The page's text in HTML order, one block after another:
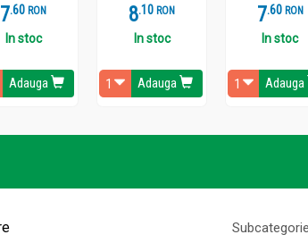
7.6 RON
In stoc
Adauga
8.1 RON
In stoc
Adauga
7.6 RON
In stoc
Adauga